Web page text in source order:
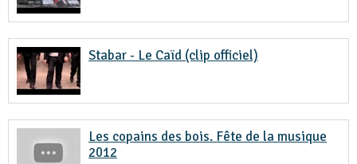
Stabar - Le Caïd (clip officiel)
Les copains des bois. Fête de la musique
2012